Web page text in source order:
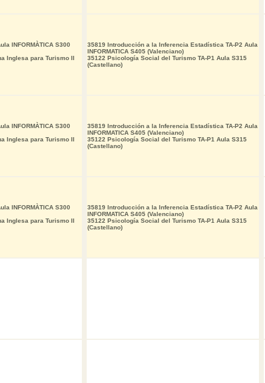
INFORMÀTICA S300
Inglesa para Turismo II
INFORMÀTICA S300
Inglesa para Turismo II
INFORMÀTICA S300
Inglesa para Turismo II
35819 Introducción a la Inferencia Estadística TA-P2 Aula
INFORMATICA S405 (Valenciano)
35122 Psicología Social del Turismo TA-P1 Aula S315
(Castellano)
35819 Introducción a la Inferencia Estadística TA-P2 Aula
INFORMATICA S405 (Valenciano)
35122 Psicología Social del Turismo TA-P1 Aula S315
(Castellano)
35819 Introducción a la Inferencia Estadística TA-P2 Aula
INFORMATICA S405 (Valenciano)
35122 Psicología Social del Turismo TA-P1 Aula S315
(Castellano)